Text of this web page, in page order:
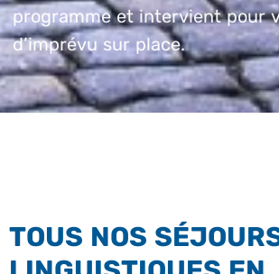
programme et intervient pour
d’imprévu sur place.
TOUS NOS